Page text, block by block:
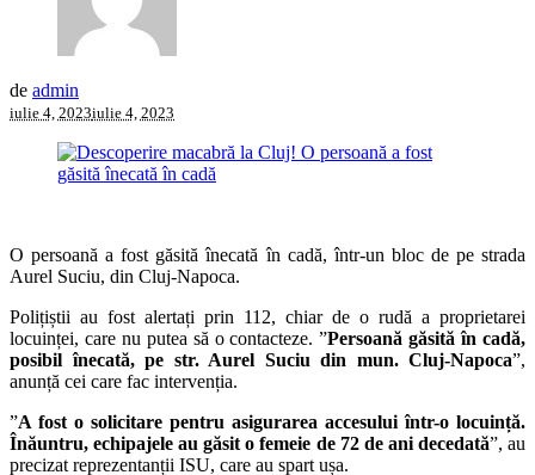
de admin
iulie 4, 2023iulie 4, 2023
O persoană a fost găsită înecată în cadă, într-un bloc de pe strada
Aurel Suciu, din Cluj-Napoca.
Polițiștii au fost alertați prin 112, chiar de o rudă a proprietarei
locuinței, care nu putea să o contacteze. ”Persoană găsită în cadă,
posibil înecată, pe str. Aurel Suciu din mun. Cluj-Napoca”,
anunță cei care fac intervenția.
”A fost o solicitare pentru asigurarea accesului într-o locuință.
Înăuntru, echipajele au găsit o femeie de 72 de ani decedată”, au
precizat reprezentanții ISU, care au spart ușa.